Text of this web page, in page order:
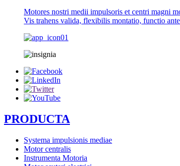
Motores nostri medii impulsoris et centri magni
Vis trahens valida, flexibilis montatio, functio
PRODUCTA
Systema impulsionis mediae
Motor centralis
Instrumenta Motoria